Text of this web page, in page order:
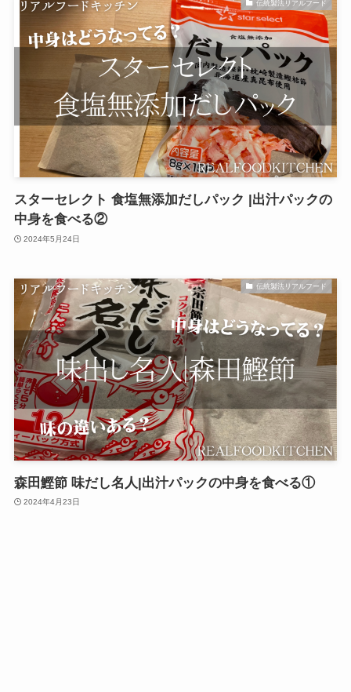
伝統製法リアルフード
スターセレクト 食塩無添加だしパック |出汁パックの
中身を食べる②
2024年5月24日
伝統製法リアルフード
森田鰹節 味だし名人|出汁パックの中身を食べる①
2024年4月23日